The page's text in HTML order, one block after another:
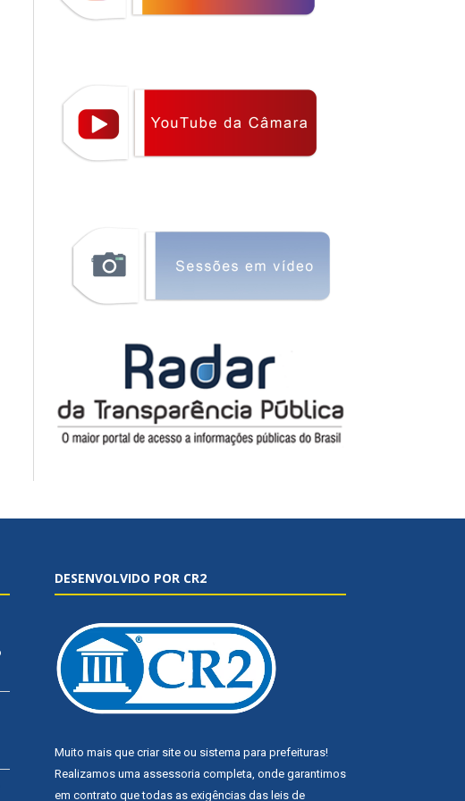
DESENVOLVIDO POR CR2
Muito mais que criar site ou sistema para prefeituras!
Realizamos uma assessoria completa, onde garantimos
em contrato que todas as exigências das leis de